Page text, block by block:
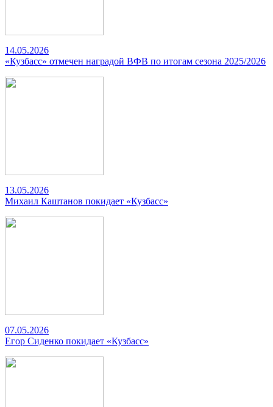
14.05.2026
«Кузбасс» отмечен наградой ВФВ по итогам сезона 2025/2026
13.05.2026
Михаил Каштанов покидает «Кузбасс»
07.05.2026
Егор Сиденко покидает «Кузбасс»